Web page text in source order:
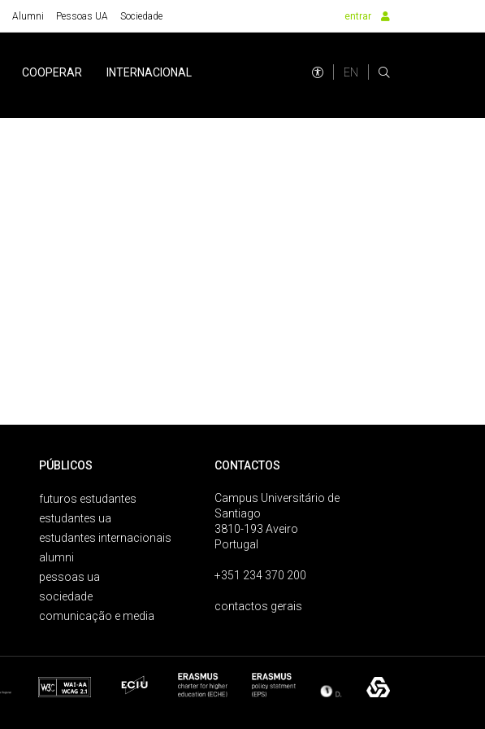
Alumni Pessoas UA Sociedade entrar
COOPERAR INTERNACIONAL EN
PÚBLICOS
futuros estudantes
estudantes ua
estudantes internacionais
alumni
pessoas ua
sociedade
comunicação e media
CONTACTOS
Campus Universitário de
Santiago
3810-193 Aveiro
Portugal
+351 234 370 200
contactos gerais